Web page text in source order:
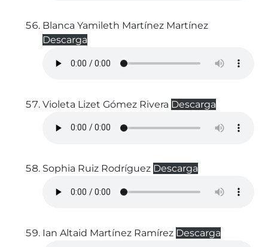
Blanca Yamileth Martínez Martínez
Descarga
Violeta Lizet Gómez Rivera Descarga
Sophia Ruiz Rodríguez Descarga
Ian Altaid Martínez Ramírez Descarga